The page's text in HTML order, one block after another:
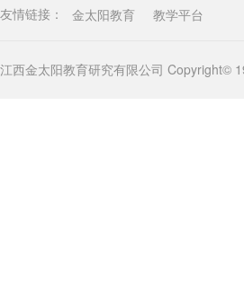
友情链接： 金太阳教育 教学平台
江西金太阳教育研究有限公司